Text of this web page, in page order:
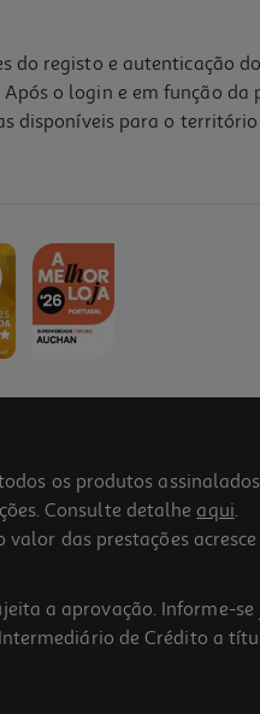
registo e autenticação
o login e em função
disponíveis para o
os produtos
Consulte detalhe aqui.
das prestações
a aprovação. Informe-
de Crédito a